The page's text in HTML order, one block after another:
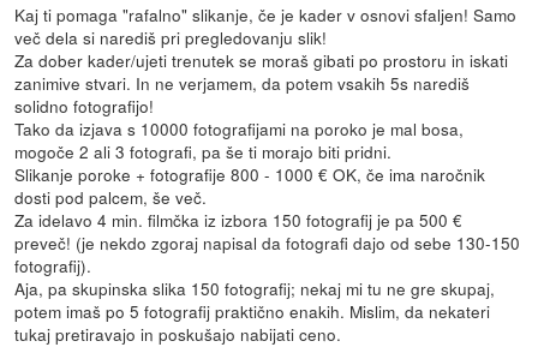
Kaj ti pomaga "rafalno" slikanje, če je kader v osnovi sfaljen! Samo
več dela si narediš pri pregledovanju slik!
Za dober kader/ujeti trenutek se moraš gibati po prostoru in iskati
zanimive stvari. In ne verjamem, da potem vsakih 5s narediš
solidno fotografijo!
Tako da izjava s 10000 fotografijami na poroko je mal bosa,
mogoče 2 ali 3 fotografi, pa še ti morajo biti pridni.
Slikanje poroke + fotografije 800 - 1000 € OK, če ima naročnik
dosti pod palcem, še več.
Za idelavo 4 min. filmčka iz izbora 150 fotografij je pa 500 €
preveč! (je nekdo zgoraj napisal da fotografi dajo od sebe 130-150
fotografij).
Aja, pa skupinska slika 150 fotografij; nekaj mi tu ne gre skupaj,
potem imaš po 5 fotografij praktično enakih. Mislim, da nekateri
tukaj pretiravajo in poskušajo nabijati ceno.